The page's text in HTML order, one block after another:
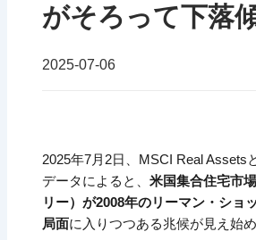
がそろって下落
2025-07-06
2025年7月2日、MSCI Real Assets
データによると、米国集合住宅市
リー）が2008年のリーマン・ショ
局面に入りつつある兆候が見え始め